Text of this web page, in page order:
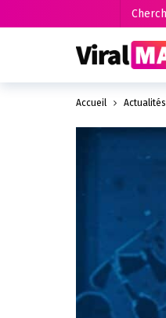
Accueil Actualités